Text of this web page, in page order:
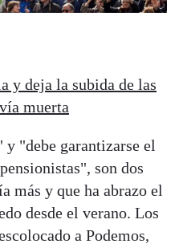
y deja la subida de las
muerta
"debe garantizarse el
son dos
más y que ha abrazo el
desde el verano. Los
a Podemos,